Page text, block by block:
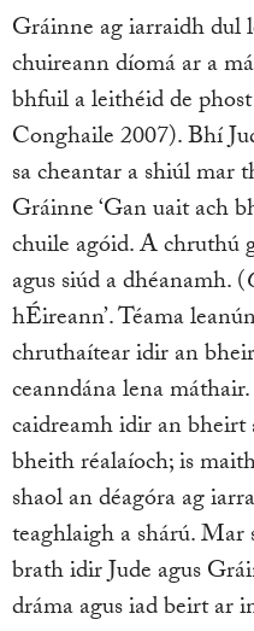
Gráinne ag iarraidh dul
chuireann díomá ar a
bhfuil a leithéid de
Conghaile 2007). Bhí
sa cheantar a shiúl mar
Gráinne ‘Gan uait ach
chuile agóid. A chruthú
agus siúd a dhéanamh. (
hÉireann’. Téama
chruthaítear idir an
ceanndána lena
caidreamh idir an bheirt
bheith réalaíoch; is
shaol an déagóra ag
teaghlaigh a shárú. Mar
brath idir Jude agus
dráma agus iad beirt ar